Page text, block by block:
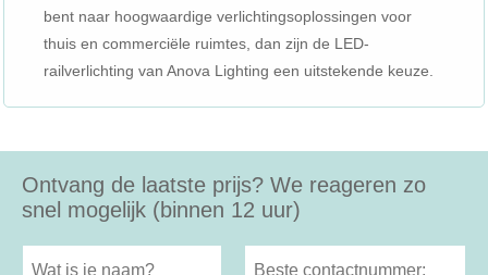
bent naar hoogwaardige verlichtingsoplossingen voor
thuis en commerciële ruimtes, dan zijn de LED-
railverlichting van Anova Lighting een uitstekende keuze.
Ontvang de laatste prijs? We reageren zo
snel mogelijk (binnen 12 uur)